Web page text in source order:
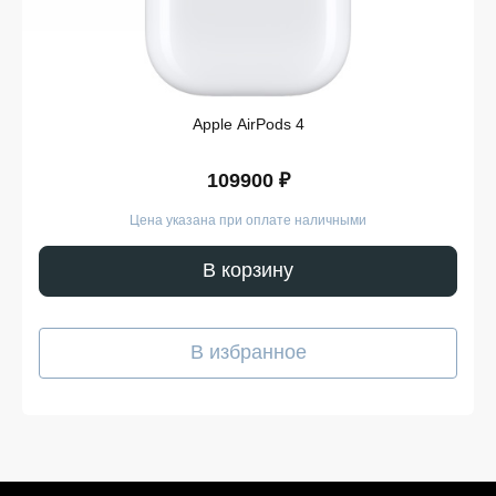
Apple AirPods 4
109900 ₽
Цена указана при оплате наличными
В корзину
В избранное